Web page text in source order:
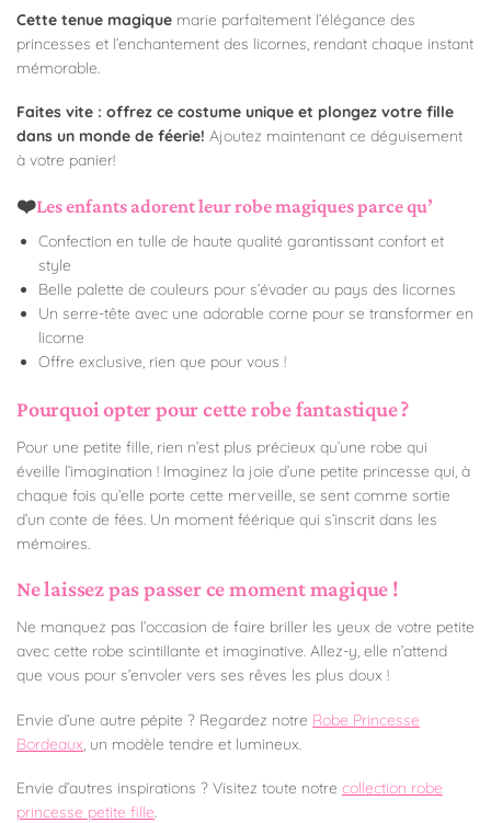
Cette tenue magique marie parfaitement l’élégance des
princesses et l’enchantement des licornes, rendant chaque instant
mémorable.
Faites vite : offrez ce costume unique et plongez votre fille
dans un monde de féerie! Ajoutez maintenant ce déguisement
à votre panier!
❤️️Les enfants adorent leur robe magiques parce qu’
Confection en tulle de haute qualité garantissant confort et
style
Belle palette de couleurs pour s’évader au pays des licornes
Un serre-tête avec une adorable corne pour se transformer en
licorne
Offre exclusive, rien que pour vous !
Pourquoi opter pour cette robe fantastique ?
Pour une petite fille, rien n’est plus précieux qu’une robe qui
éveille l’imagination ! Imaginez la joie d’une petite princesse qui, à
chaque fois qu’elle porte cette merveille, se sent comme sortie
d’un conte de fées. Un moment féérique qui s’inscrit dans les
mémoires.
Ne laissez pas passer ce moment magique !
Ne manquez pas l’occasion de faire briller les yeux de votre petite
avec cette robe scintillante et imaginative. Allez-y, elle n’attend
que vous pour s’envoler vers ses rêves les plus doux !
Envie d’une autre pépite ? Regardez notre Robe Princesse
Bordeaux, un modèle tendre et lumineux.
Envie d’autres inspirations ? Visitez toute notre collection robe
princesse petite fille.